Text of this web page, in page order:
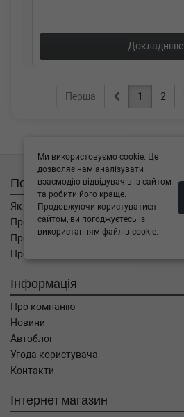
Докладніше
Перша 1 2
Покупцям
Як замовити
Про оплату
Про доставку
Про повернення
Інформація
Про компанію
Новини
Автоблог
Угода користувача
Контакти
Інтернет магазин
Ми використовуємо cookie. Це
дозволяє нам аналізувати
взаємодію відвідувачів із сайтом
та робити його краще.
Продовжуючи користуватися
сайтом, ви погоджуєтесь із
використанням файлів cookie.